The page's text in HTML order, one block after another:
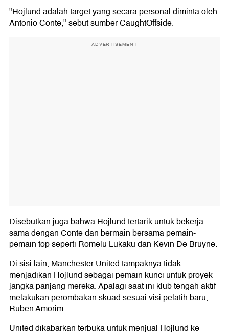
"Hojlund adalah target yang secara personal diminta oleh
Antonio Conte," sebut sumber CaughtOffside.
ADVERTISEMENT
Disebutkan juga bahwa Hojlund tertarik untuk bekerja
sama dengan Conte dan bermain bersama pemain-
pemain top seperti Romelu Lukaku dan Kevin De Bruyne.
Di sisi lain, Manchester United tampaknya tidak
menjadikan Hojlund sebagai pemain kunci untuk proyek
jangka panjang mereka. Apalagi saat ini klub tengah aktif
melakukan perombakan skuad sesuai visi pelatih baru,
Ruben Amorim.
United dikabarkan terbuka untuk menjual Hojlund ke